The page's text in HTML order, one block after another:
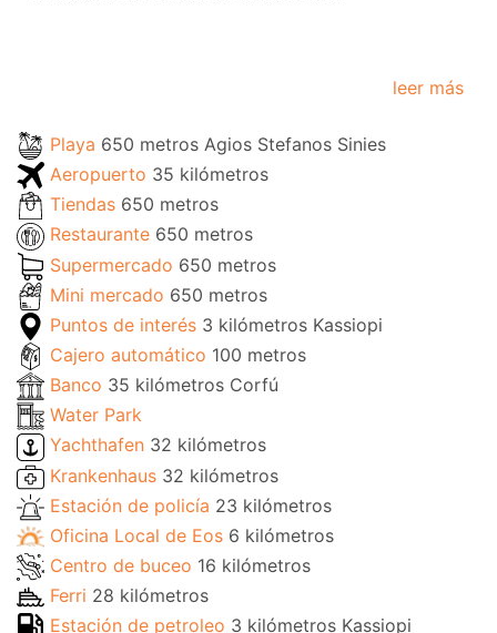
leer más
Playa 650 metros Agios Stefanos Sinies
Aeropuerto 35 kilómetros
Tiendas 650 metros
Restaurante 650 metros
Supermercado 650 metros
Mini mercado 650 metros
Puntos de interés 3 kilómetros Kassiopi
Cajero automático 100 metros
Banco 35 kilómetros Corfú
Water Park
Yachthafen 32 kilómetros
Krankenhaus 32 kilómetros
Estación de policía 23 kilómetros
Oficina Local de Eos 6 kilómetros
Centro de buceo 16 kilómetros
Ferri 28 kilómetros
Estación de petroleo 3 kilómetros Kassiopi